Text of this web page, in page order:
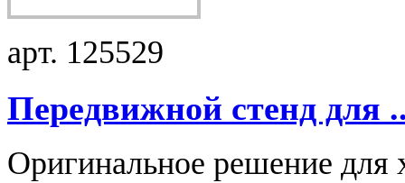
арт. 125529
Передвижной стенд для
Оригинальное решение для